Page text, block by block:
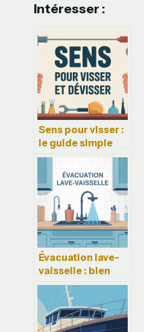
Intéresser :
Sens pour visser :
le guide simple
pour ne plus
jamais se tromper
Évacuation lave-
vaisselle : bien
choisir, installer
et éviter les fuites